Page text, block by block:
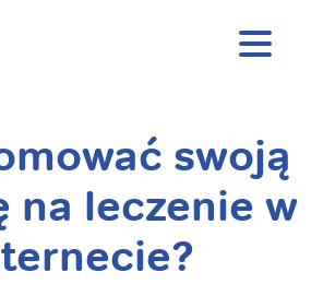
swoją
na leczenie w